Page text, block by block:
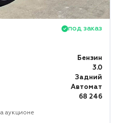
под заказ
Бензин
3.0
Задний
Автомат
68 246
аукционе